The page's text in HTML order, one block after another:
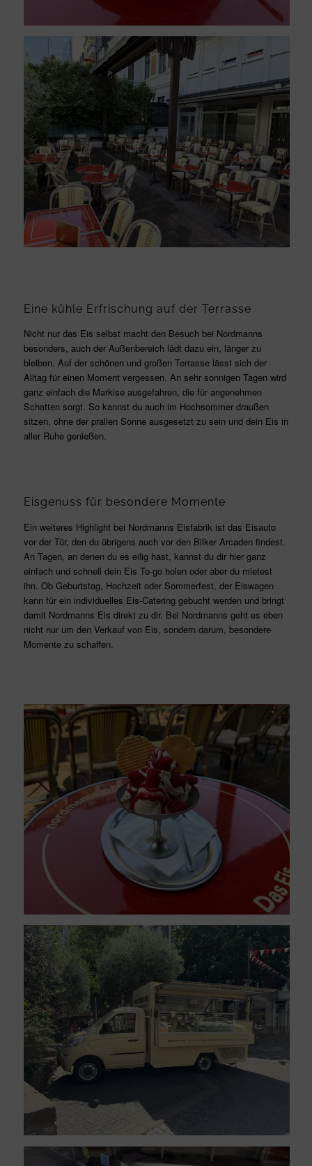
Eine kühle Erfrischung auf der Terrasse
Nicht nur das Eis selbst macht den Besuch bei Nordmanns
besonders, auch der Außenbereich lädt dazu ein, länger zu
bleiben. Auf der schönen und großen Terrasse lässt sich der
Alltag für einen Moment vergessen. An sehr sonnigen Tagen wird
ganz einfach die Markise ausgefahren, die für angenehmen
Schatten sorgt. So kannst du auch im Hochsommer draußen
sitzen, ohne der prallen Sonne ausgesetzt zu sein und dein Eis in
aller Ruhe genießen.
Eisgenuss für besondere Momente
Ein weiteres Highlight bei Nordmanns Eisfabrik ist das Eisauto
vor der Tür, den du übrigens auch vor den Bilker Arcaden findest.
An Tagen, an denen du es eilig hast, kannst du dir hier ganz
einfach und schnell dein Eis To-go holen oder aber du mietest
ihn. Ob Geburtstag, Hochzeit oder Sommerfest, der Eiswagen
kann für ein individuelles Eis-Catering gebucht werden und bringt
damit Nordmanns Eis direkt zu dir. Bei Nordmanns geht es eben
nicht nur um den Verkauf von Eis, sondern darum, besondere
Momente zu schaffen.